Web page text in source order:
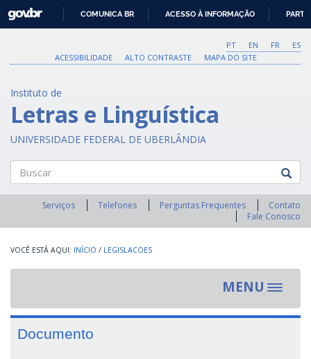
O
CONTEÚDO
GOVBR
COMUNICA BR ACESSO À INFORMAÇÃO
PT EN FR
ES
ACESSIBILIDADE
ALTO CONTRASTE MAPA DO SITE
Instituto de
Letras e Linguística
UNIVERSIDADE FEDERAL DE UBERLÂNDIA
Buscar
Serviços Telefones Perguntas Frequentes
Contato
Fale Conosco
INÍCIO / LEGISLACOES
MENU
Toggle
Documento